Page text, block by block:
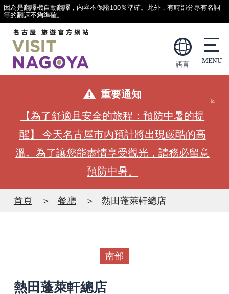
因為是翻譯機自動翻譯，內容不保證100％準確。此外，有時部分專有名詞
等的翻譯不夠準確。
語言
重要通知
【為了舒適且安全的旅程：預防中暑的提
醒】 今天名古屋市內預計將出現嚴酷的高
溫。為了讓您能盡情享受觀光，請務必留意
預防中暑。
首頁 餐廳 熱田蓬萊軒總店
南部
熱田蓬萊軒總店